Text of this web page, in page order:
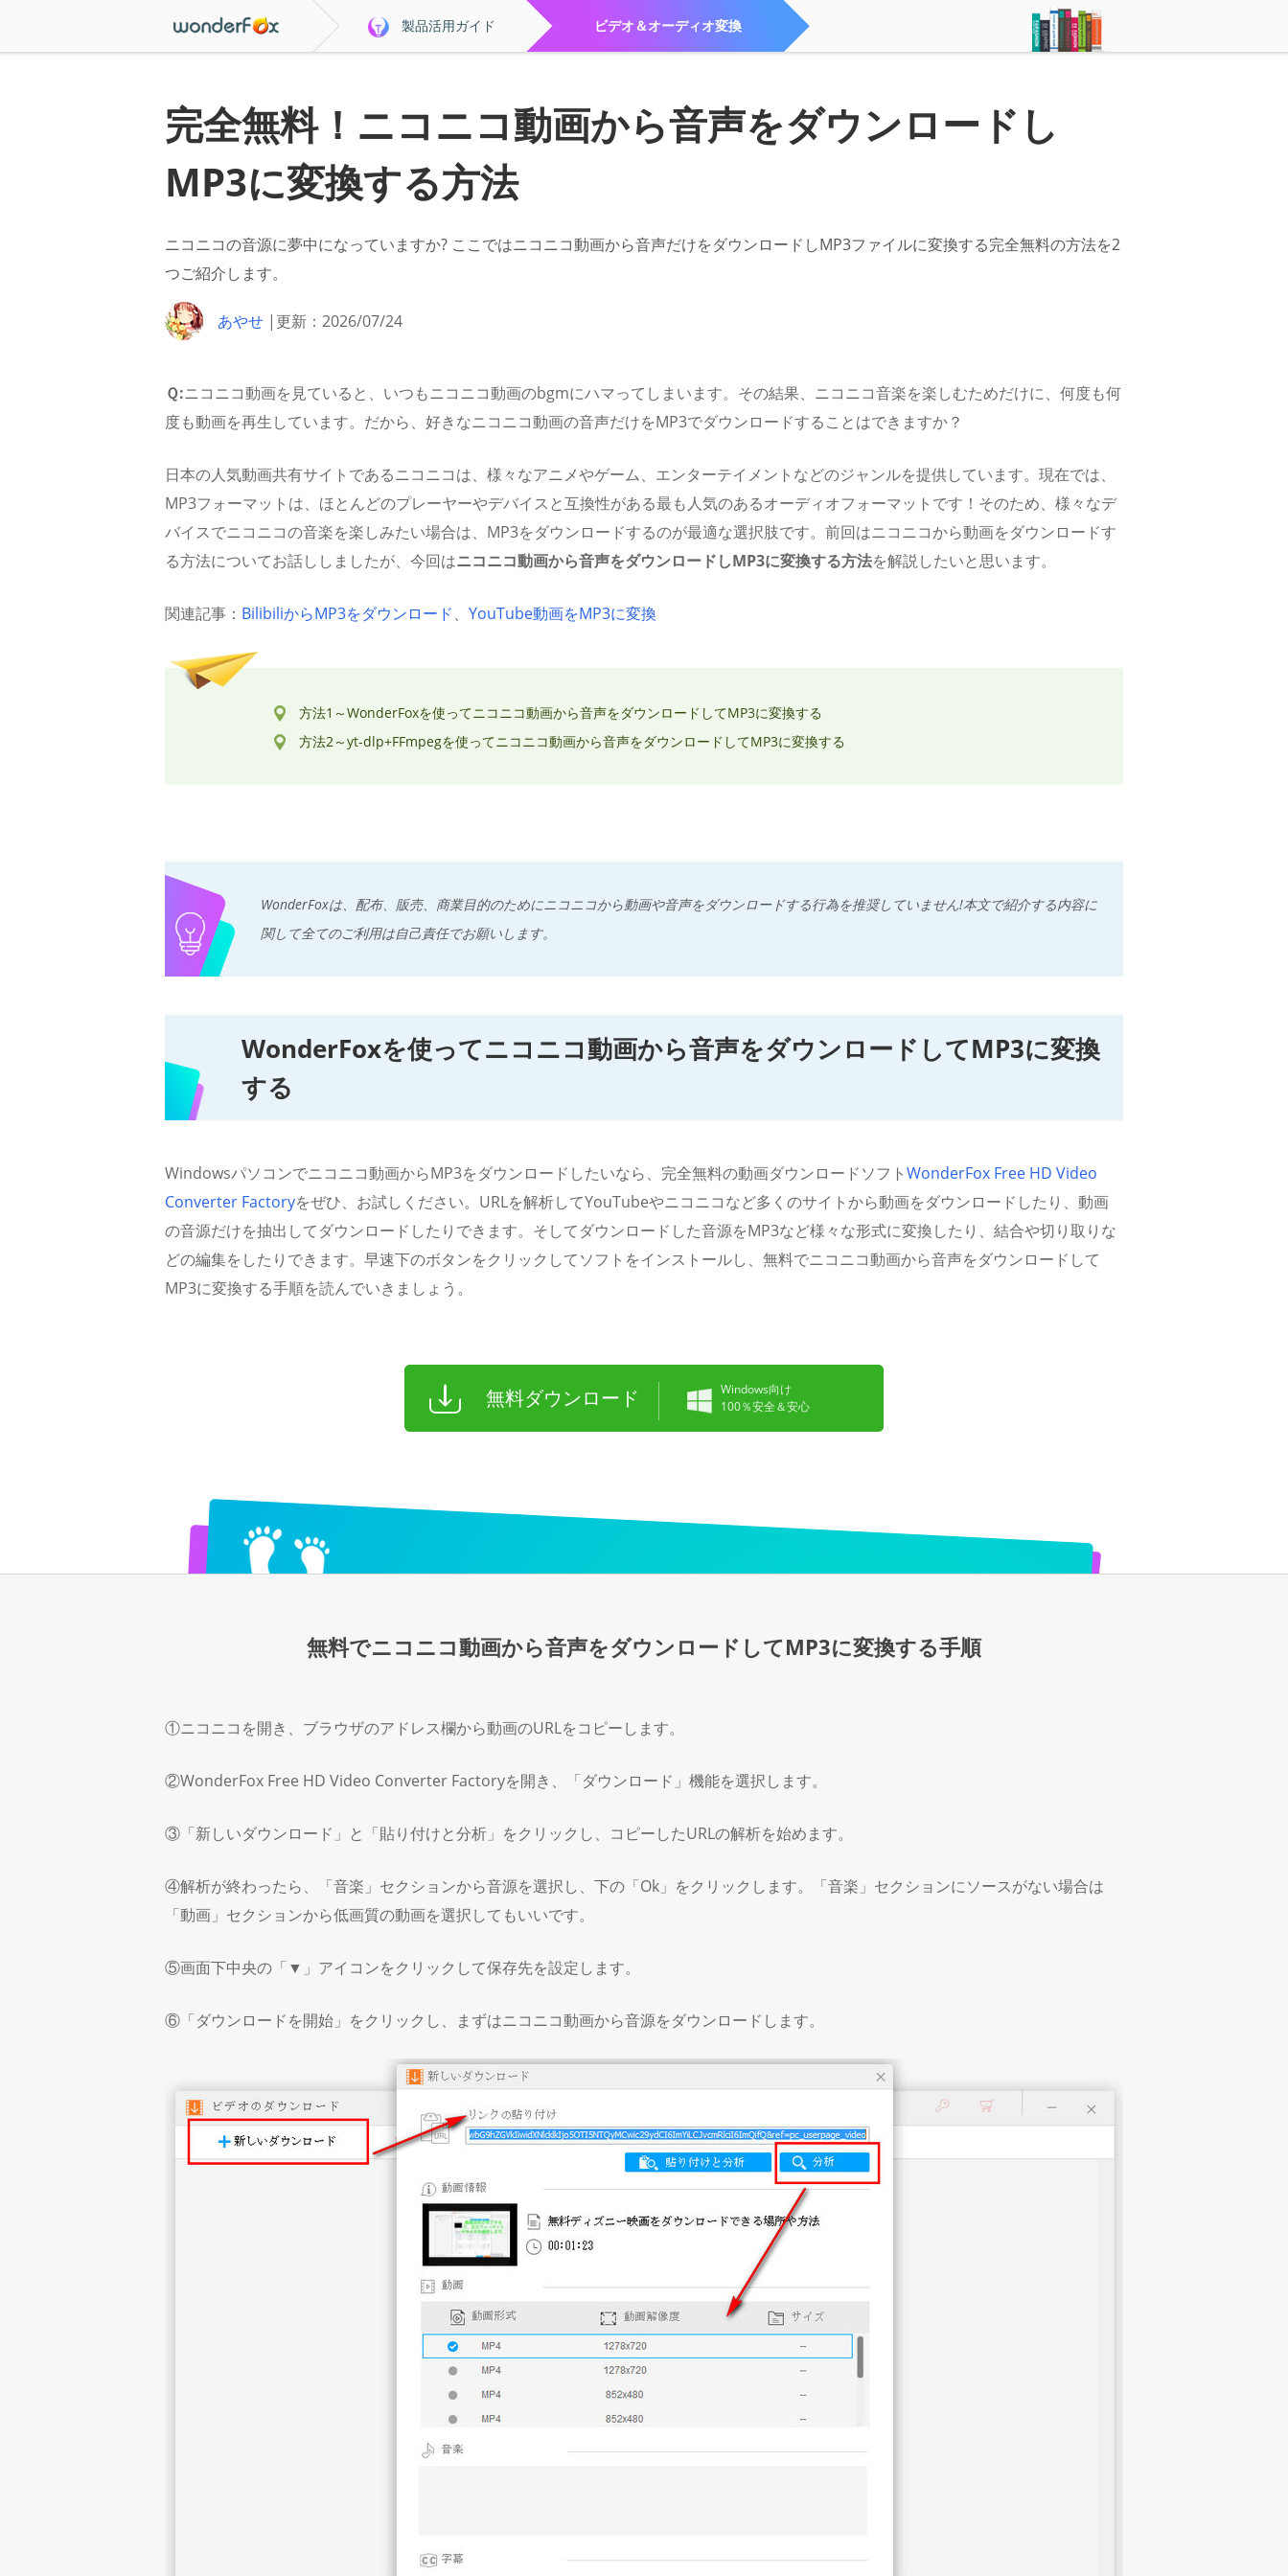
製品活用ガイド ビデオ＆オーディオ変換
完全無料！ニコニコ動画から音声をダウンロードし
MP3に変換する方法
ニコニコの音源に夢中になっていますか? ここではニコニコ動画から音声だけをダウンロードしMP3ファイルに変換する完全無料の方法を2
つご紹介します。
あやせ |更新：2026/07/24
Ｑ:ニコニコ動画を見ていると、いつもニコニコ動画のbgmにハマってしまいます。その結果、ニコニコ音楽を楽しむためだけに、何度も何
度も動画を再生しています。だから、好きなニコニコ動画の音声だけをMP3でダウンロードすることはできますか？
日本の人気動画共有サイトであるニコニコは、様々なアニメやゲーム、エンターテイメントなどのジャンルを提供しています。現在では、
MP3フォーマットは、ほとんどのプレーヤーやデバイスと互換性がある最も人気のあるオーディオフォーマットです！そのため、様々なデ
バイスでニコニコの音楽を楽しみたい場合は、MP3をダウンロードするのが最適な選択肢です。前回はニコニコから動画をダウンロードす
る方法についてお話ししましたが、今回はニコニコ動画から音声をダウンロードしMP3に変換する方法を解説したいと思います。
関連記事： BilibiliからMP3をダウンロード、 YouTube動画をMP3に変換
方法1～WonderFoxを使ってニコニコ動画から音声をダウンロードしてMP3に変換する
方法2～yt-dlp+FFmpegを使ってニコニコ動画から音声をダウンロードしてMP3に変換する
WonderFoxは、配布、販売、商業目的のためにニコニコから動画や音声をダウンロードする行為を推奨していません!本文で紹介する内容に
関して全てのご利用は自己責任でお願いします。
WonderFoxを使ってニコニコ動画から音声をダウンロードしてMP3に変換
する
Windowsパソコンでニコニコ動画からMP3をダウンロードしたいなら、完全無料の動画ダウンロードソフトWonderFox Free HD Video
Converter Factoryをぜひ、お試しください。URLを解析してYouTubeやニコニコなど多くのサイトから動画をダウンロードしたり、動画
の音源だけを抽出してダウンロードしたりできます。そしてダウンロードした音源をMP3など様々な形式に変換したり、結合や切り取りな
どの編集をしたりできます。早速下のボタンをクリックしてソフトをインストールし、無料でニコニコ動画から音声をダウンロードして
MP3に変換する手順を読んでいきましょう。
無料ダウンロード
Windows向け
100％安全＆安心
無料でニコニコ動画から音声をダウンロードしてMP3に変換する手順
①ニコニコを開き、ブラウザのアドレス欄から動画のURLをコピーします。
②WonderFox Free HD Video Converter Factoryを開き、「ダウンロード」機能を選択します。
③「新しいダウンロード」と「貼り付けと分析」をクリックし、コピーしたURLの解析を始めます。
④解析が終わったら、「音楽」セクションから音源を選択し、下の「Ok」をクリックします。「音楽」セクションにソースがない場合は
「動画」セクションから低画質の動画を選択してもいいです。
⑤画面下中央の「▼」アイコンをクリックして保存先を設定します。
⑥「ダウンロードを開始」をクリックし、まずはニコニコ動画から音源をダウンロードします。